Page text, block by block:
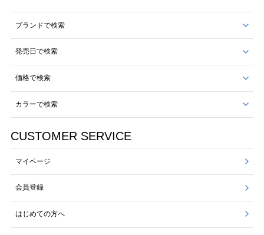
ブランドで検索
発売日で検索
価格で検索
カラーで検索
CUSTOMER SERVICE
マイページ
会員登録
はじめての方へ